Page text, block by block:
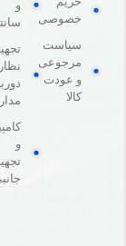
خصوصی
سیاست
مرجوعی
و عودت
کالا
و
و